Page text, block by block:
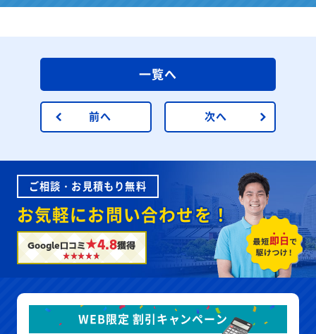
前へ
一覧へ
次へ
ご相談・お見積もり無料
お気軽にお問い合わせを！
Google口コミ★4.8獲得
WEB限定 割引キャンペーン